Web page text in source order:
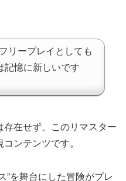
リープレイとしても
記憶に新しいです
在せず、このリマスター
ンテンツです。
”を舞台にした冒険がプレ